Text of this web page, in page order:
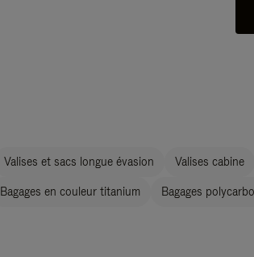
Valises et sacs longue évasion Valises cabine
Bagages en couleur titanium Bagages